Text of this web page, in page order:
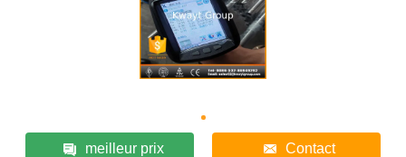
meilleur prix Contact